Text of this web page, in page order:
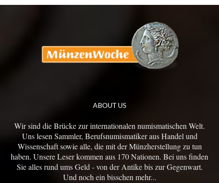
ABOUT US
Wir sind die Brücke zur internationalen numismatischen Welt.
Uns lesen Sammler, Berufsnumismatiker aus Handel und
Wissenschaft sowie alle, die mit der Münzherstellung zu tun
haben. Unsere Leser kommen aus 170 Nationen. Bei uns finden
Sie alles rund ums Geld - von der Antike bis zur Gegenwart.
Und noch ein bisschen mehr...